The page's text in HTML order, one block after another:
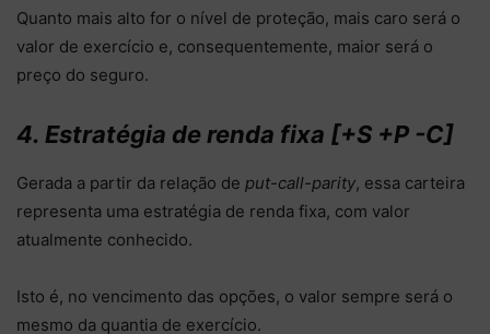
Quanto mais alto for o nível de proteção, mais caro será o
valor de exercício e, consequentemente, maior será o
preço do seguro.
4. Estratégia de renda fixa [+S +P -C]
Gerada a partir da relação de put-call-parity, essa carteira
representa uma estratégia de renda fixa, com valor
atualmente conhecido.
Isto é, no vencimento das opções, o valor sempre será o
mesmo da quantia de exercício.